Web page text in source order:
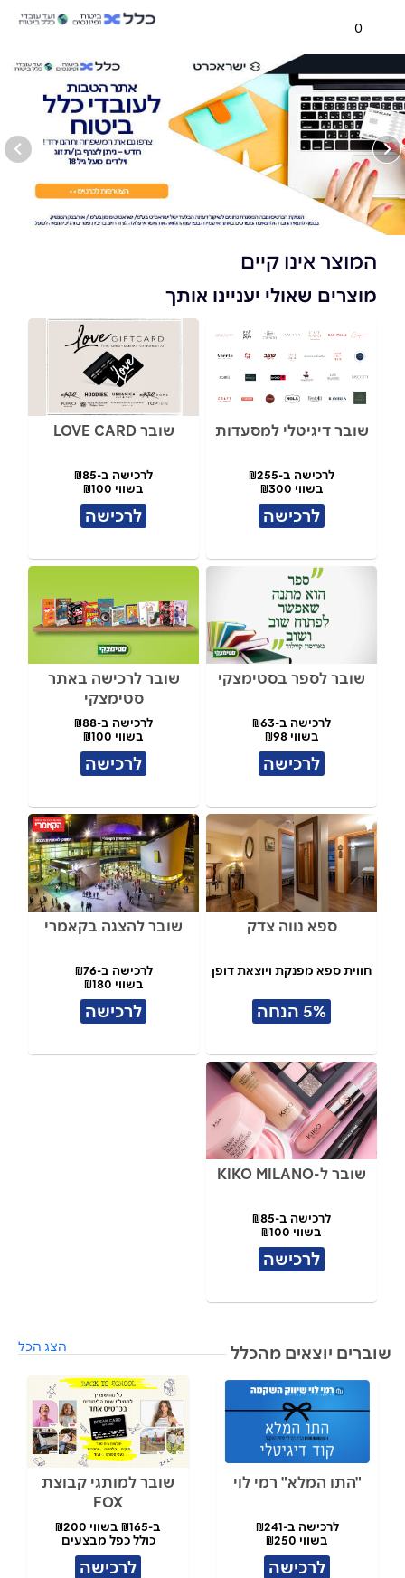
0
המוצר אינו קיים
מוצרים שאולי יעניינו אותך
שובר דיגיטלי למסעדות
לרכישה ב-₪255
בשווי ₪300
לרכישה
שובר LOVE CARD
לרכישה ב-₪85
בשווי ₪100
לרכישה
שובר לספר בסטימצקי
לרכישה ב-₪63
בשווי ₪98
לרכישה
שובר לרכישה באתר
סטימצקי
לרכישה ב-₪88
בשווי ₪100
לרכישה
ספא נווה צדק
חווית ספא מפנקת ויוצאת דופן
5% הנחה
שובר להצגה בקאמרי
לרכישה ב-₪76
בשווי ₪180
לרכישה
שובר ל-KIKO MILANO
לרכישה ב-₪85
בשווי ₪100
לרכישה
שוברים יוצאים מהכלל הצג הכל
"התו המלא" רמי לוי
לרכישה ב-₪241
בשווי ₪250
לרכישה
שובר למותגי קבוצת
FOX
ב-₪165 בשווי ₪200
כולל כפל מבצעים
לרכישה